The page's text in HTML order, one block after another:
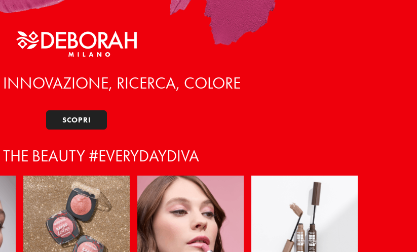
RICERCA, COLORE
SCOPRI
BEAUTY #EVERYDAYDIVA